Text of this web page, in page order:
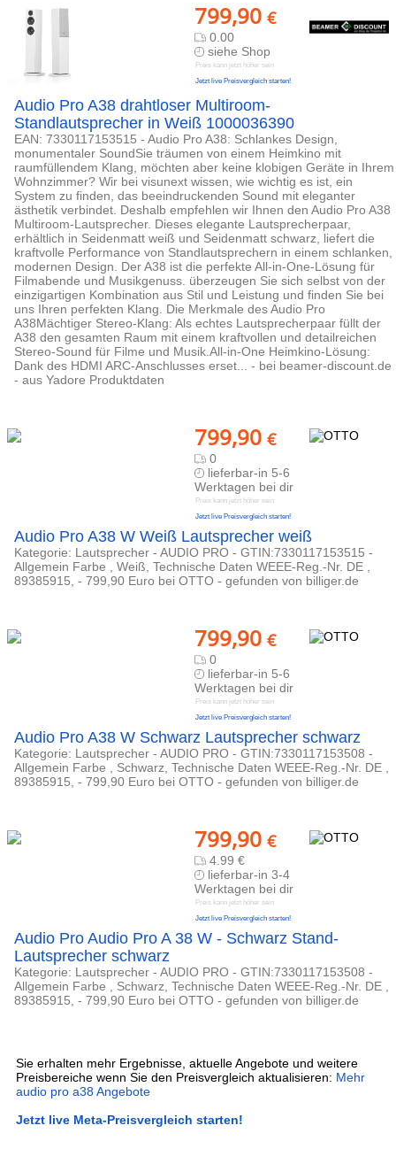
799,90 €
0.00
siehe Shop
Preis kann jetzt höher sein
Jetzt live Preisvergleich starten!
Audio Pro A38 drahtloser Multiroom-
Standlautsprecher in Weiß 1000036390
EAN: 7330117153515 - Audio Pro A38: Schlankes Design,
monumentaler SoundSie träumen von einem Heimkino mit
raumfüllendem Klang, möchten aber keine klobigen Geräte in Ihrem
Wohnzimmer? Wir bei visunext wissen, wie wichtig es ist, ein
System zu finden, das beeindruckenden Sound mit eleganter
ästhetik verbindet. Deshalb empfehlen wir Ihnen den Audio Pro A38
Multiroom-Lautsprecher. Dieses elegante Lautsprecherpaar,
erhältlich in Seidenmatt weiß und Seidenmatt schwarz, liefert die
kraftvolle Performance von Standlautsprechern in einem schlanken,
modernen Design. Der A38 ist die perfekte All-in-One-Lösung für
Filmabende und Musikgenuss. überzeugen Sie sich selbst von der
einzigartigen Kombination aus Stil und Leistung und finden Sie bei
uns Ihren perfekten Klang. Die Merkmale des Audio Pro
A38Mächtiger Stereo-Klang: Als echtes Lautsprecherpaar füllt der
A38 den gesamten Raum mit einem kraftvollen und detailreichen
Stereo-Sound für Filme und Musik.All-in-One Heimkino-Lösung:
Dank des HDMI ARC-Anschlusses erset... - bei beamer-discount.de
- aus Yadore Produktdaten
799,90 €
0
lieferbar-in 5-6
Werktagen bei dir
Preis kann jetzt höher sein
Jetzt live Preisvergleich starten!
Audio Pro A38 W Weiß Lautsprecher weiß
Kategorie: Lautsprecher - AUDIO PRO - GTIN:7330117153515 -
Allgemein Farbe , Weiß, Technische Daten WEEE-Reg.-Nr. DE ,
89385915, - 799,90 Euro bei OTTO - gefunden von billiger.de
799,90 €
0
lieferbar-in 5-6
Werktagen bei dir
Preis kann jetzt höher sein
Jetzt live Preisvergleich starten!
Audio Pro A38 W Schwarz Lautsprecher schwarz
Kategorie: Lautsprecher - AUDIO PRO - GTIN:7330117153508 -
Allgemein Farbe , Schwarz, Technische Daten WEEE-Reg.-Nr. DE ,
89385915, - 799,90 Euro bei OTTO - gefunden von billiger.de
799,90 €
4.99 €
lieferbar-in 3-4
Werktagen bei dir
Preis kann jetzt höher sein
Jetzt live Preisvergleich starten!
Audio Pro Audio Pro A 38 W - Schwarz Stand-
Lautsprecher schwarz
Kategorie: Lautsprecher - AUDIO PRO - GTIN:7330117153508 -
Allgemein Farbe , Schwarz, Technische Daten WEEE-Reg.-Nr. DE ,
89385915, - 799,90 Euro bei OTTO - gefunden von billiger.de
Sie erhalten mehr Ergebnisse, aktuelle Angebote und weitere
Preisbereiche wenn Sie den Preisvergleich aktualisieren: Mehr
audio pro a38 Angebote
Jetzt live Meta-Preisvergleich starten!